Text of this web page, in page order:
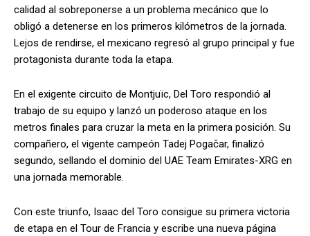
calidad al sobreponerse a un problema mecánico que lo
obligó a detenerse en los primeros kilómetros de la jornada.
Lejos de rendirse, el mexicano regresó al grupo principal y fue
protagonista durante toda la etapa.
En el exigente circuito de Montjuïc, Del Toro respondió al
trabajo de su equipo y lanzó un poderoso ataque en los
metros finales para cruzar la meta en la primera posición. Su
compañero, el vigente campeón Tadej Pogačar, finalizó
segundo, sellando el dominio del UAE Team Emirates-XRG en
una jornada memorable.
Con este triunfo, Isaac del Toro consigue su primera victoria
de etapa en el Tour de Francia y escribe una nueva página